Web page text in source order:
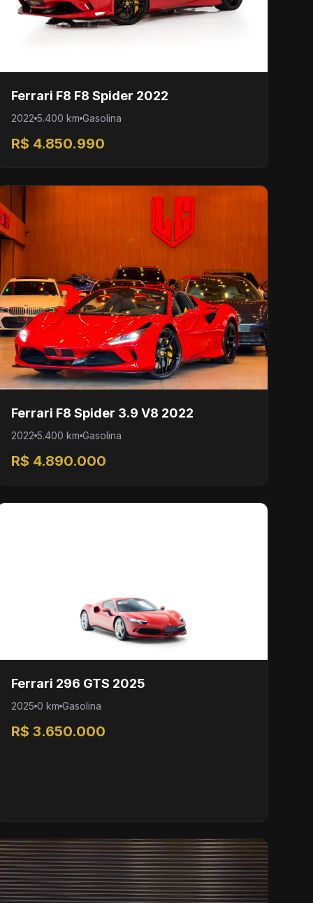
Ferrari F8 F8 Spider 2022
2022 5.400 km Gasolina
R$ 4.850.990
Ferrari F8 Spider 3.9 V8 2022
2022 5.400 km Gasolina
R$ 4.890.000
Ferrari 296 GTS 2025
2025 0 km Gasolina
R$ 3.650.000